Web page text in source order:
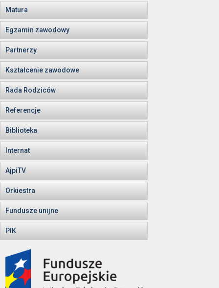
Matura
Egzamin zawodowy
Partnerzy
Kształcenie zawodowe
Rada Rodziców
Referencje
Biblioteka
Internat
AjpiTV
Orkiestra
Fundusze unijne
PIK